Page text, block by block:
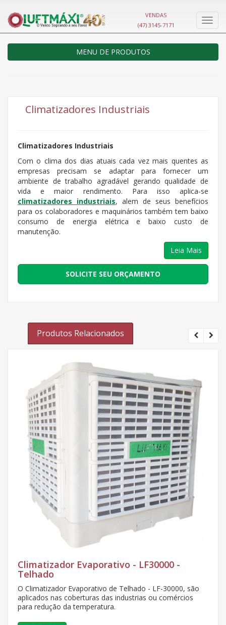
VENDAS
(47) 3145-7171
MENU DE PRODUTOS
Climatizadores Industriais
Climatizadores Industriais
Com o clima dos dias atuais cada vez mais quentes as
empresas precisam se adaptar para fornecer um
ambiente de trabalho agradável gerando qualidade de
vida e maior rendimento. Para isso aplica-se
climatizadores industriais, alem de seus benefícios
para os colaboradores e maquinários também tem baixo
consumo de energia elétrica e baixo custo de
manutenção.
Leia Mais
SOLICITE SEU ORÇAMENTO
Produtos Relacionados
Climatizador Evaporativo - LF30000 -
Telhado
O Climatizador Evaporativo de Telhado - LF-30000, são
aplicados nas coberturas das industrias ou comércios
para redução da temperatura.